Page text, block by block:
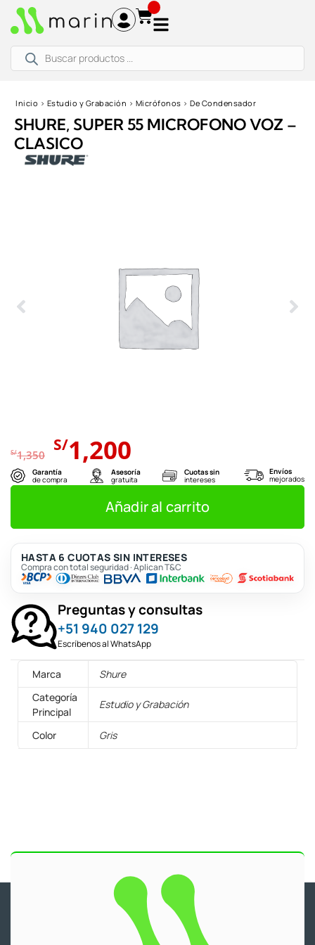
productos
Inicio › Estudio y Grabación › Micrófonos › De Condensador
SHURE, SUPER 55 MICROFONO VOZ –
CLASICO
S/1,350 El
precio
original
era:
S/1,350.
S/1,200precio
actual
es:
S/1,200.
Garantía
de compra
Asesoría
gratuita
Cuotas sin
intereses
Envíos
mejorados
Añadir al carrito
HASTA 6 CUOTAS SIN INTERESES
Compra con total seguridad · Aplican T&C
Preguntas y consultas
+51 940 027 129
Escríbenos al WhatsApp
Marca
Shure
Categoría
Principal
Estudio y Grabación
Color Gris